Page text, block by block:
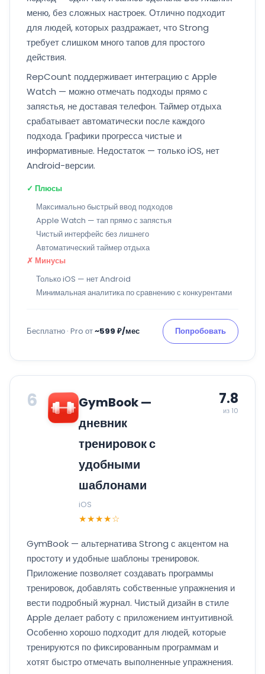
меню, без сложных настроек. Отлично подходит
для людей, которых раздражает, что Strong
требует слишком много тапов для простого
действия.
RepCount поддерживает интеграцию с Apple
Watch — можно отмечать подходы прямо с
запястья, не доставая телефон. Таймер отдыха
срабатывает автоматически после каждого
подхода. Графики прогресса чистые и
информативные. Недостаток — только iOS, нет
Android-версии.
✓ Плюсы
Максимально быстрый ввод подходов
Apple Watch — тап прямо с запястья
Чистый интерфейс без лишнего
Автоматический таймер отдыха
✗ Минусы
Только iOS — нет Android
Минимальная аналитика по сравнению с конкурентами
Бесплатно · Pro от~599 ₽/мес Попробовать
6
GymBook —
дневник
тренировок с
удобными
шаблонами
iOS
★★★★☆
7.8
из 10
GymBook — альтернатива Strong с акцентом на
простоту и удобные шаблоны тренировок.
Приложение позволяет создавать программы
тренировок, добавлять собственные упражнения и
вести подробный журнал. Чистый дизайн в стиле
Apple делает работу с приложением интуитивной.
Особенно хорошо подходит для людей, которые
тренируются по фиксированным программам и
хотят быстро отмечать выполненные упражнения.